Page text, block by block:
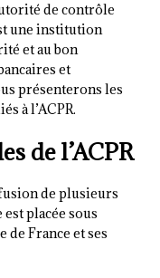
de contrôle
une institution
et au bon
et
présenterons les
à l’ACPR.
de l’ACPR
fusion de plusieurs
placée sous
de France et ses